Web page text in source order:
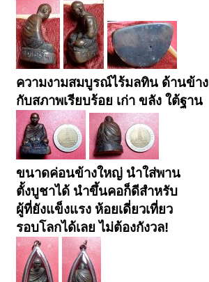
ความงามสมบูรณ์ไร้มลทิน ด้านข้าง
กับสภาพเรียบร้อย เก่า ขลัง ใต้ฐาน
ขนาดค่อนข้างใหญ่ นำใส่พาน
ตั้งบูชาได้ นำขึ้นคอก็ดีสำหรับ
ผู้ที่ยังแข็งแรง ห้อยเดี่ยวเที่ยว
รอบโลกได้เลย ไม่ต้องกังวล!
< ย้อนกลับ 4182 4183